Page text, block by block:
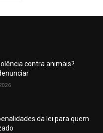
contra animais?
da lei para quem